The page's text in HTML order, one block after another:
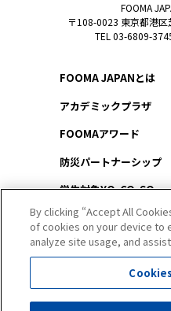
FOOMA
〒108-0023 東京都港
TEL 03-6809-
FOOMA JAPANとは
アカデミックプラザ
FOOMAアワード
防災パートナーシップ
学生対象YO-CO-SO
（ようこそ）FOOMA
会場アクセス
会場マップ
出展社情報
By clicking “Accept All
of cookies on your device to
analyze site usage, and